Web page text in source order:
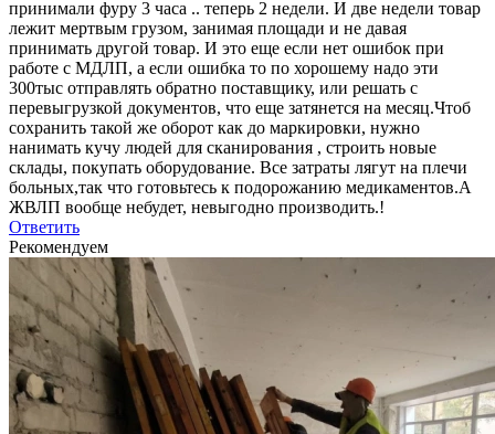
принимали фуру 3 часа .. теперь 2 недели. И две недели товар
лежит мертвым грузом, занимая площади и не давая
принимать другой товар. И это еще если нет ошибок при
работе с МДЛП, а если ошибка то по хорошему надо эти
300тыс отправлять обратно поставщику, или решать с
перевыгрузкой документов, что еще затянется на месяц.Чтоб
сохранить такой же оборот как до маркировки, нужно
нанимать кучу людей для сканирования , строить новые
склады, покупать оборудование. Все затраты лягут на плечи
больных,так что готовьтесь к подорожанию медикаментов.А
ЖВЛП вообще небудет, невыгодно производить.!
Ответить
Рекомендуем